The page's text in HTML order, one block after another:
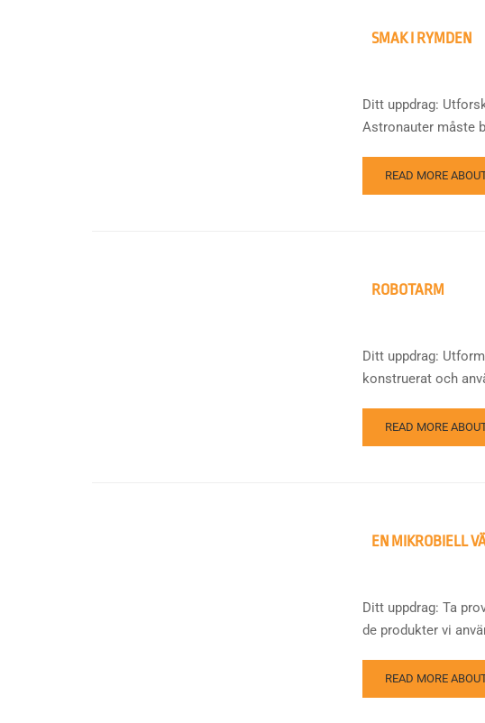
SMAK I RYMDEN
Ditt uppdrag:
Astronauter måste
READ MORE
ROBOTARM
Ditt uppdrag:
konstruerat och
READ MORE
EN MIKROBIELL
Ditt uppdrag: Ta
de produkter vi
READ MORE